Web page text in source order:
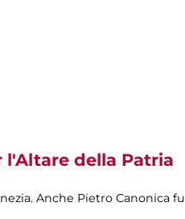
l'Altare della Patria​
Anche Pietro Canonica fu